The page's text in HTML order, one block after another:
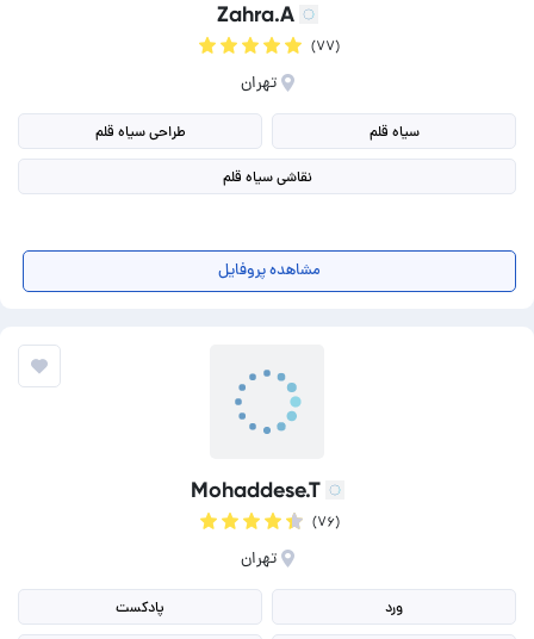
Zahra.A
(۷۷)
تهران
سیاه قلم طراحی سیاه قلم
نقاشی سیاه قلم
مشاهده پروفایل
Mohaddese.T
(۷۶)
تهران
ورد پادکست